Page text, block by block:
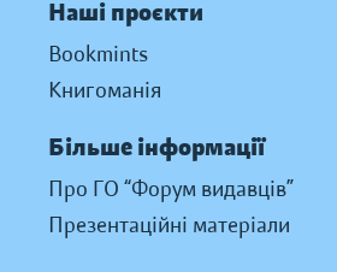
Наші проєкти
Bookmints
Книгоманія
Більше інформації
Про ГО “Форум видавців”
Презентаційні матеріали